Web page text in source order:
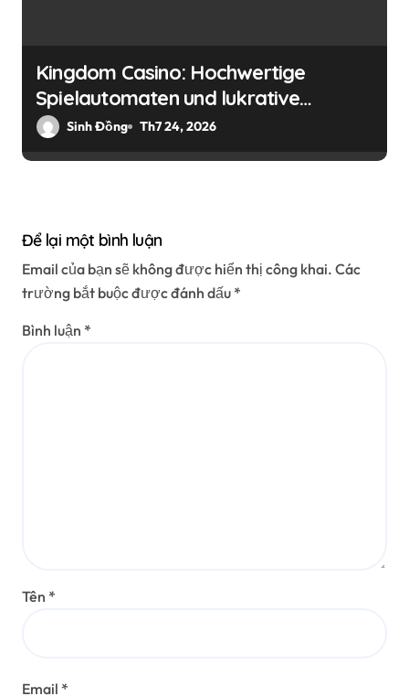
Kingdom Casino: Hochwertige
Spielautomaten und lukrative
Bonusangebote für deutsche Spieler
Sinh Đồng Th7 24, 2026
Để lại một bình luận
Email của bạn sẽ không được hiển thị công khai. Các
trường bắt buộc được đánh dấu *
Bình luận *
Tên *
Email *